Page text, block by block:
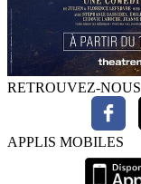
RETROUVEZ-NOUS
APPLIS MOBILES